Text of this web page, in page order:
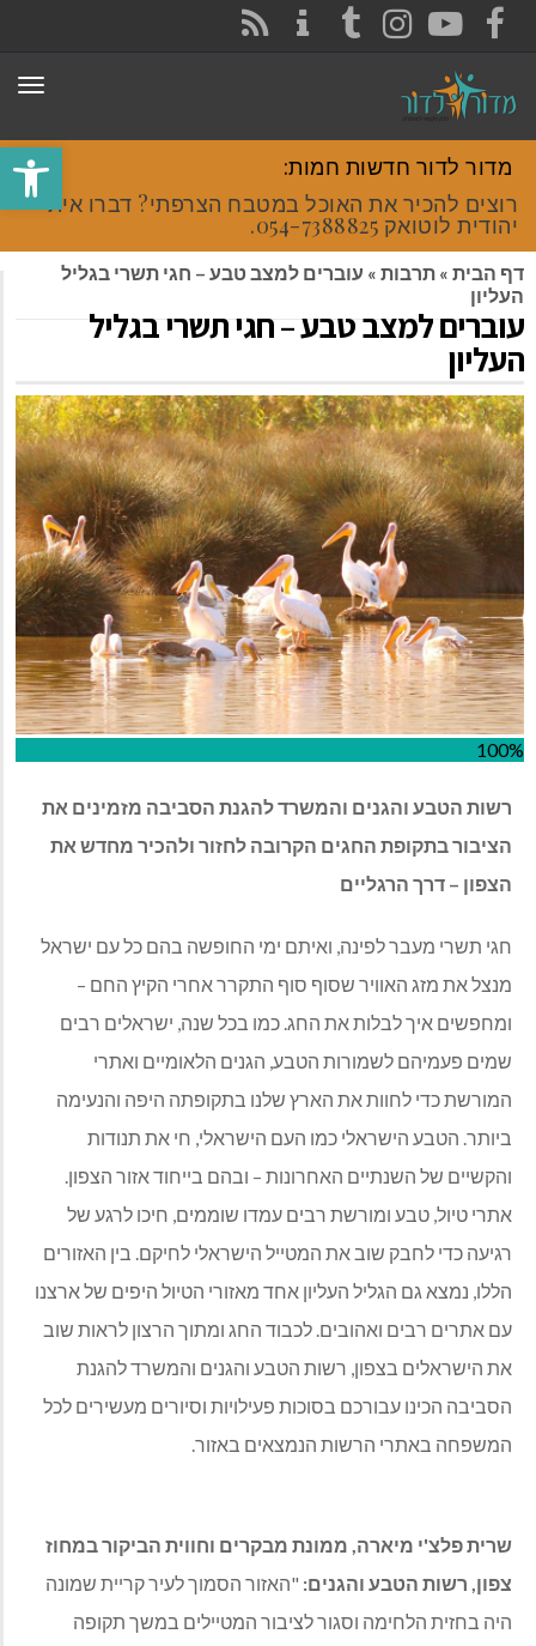
פתח
FACEBOOK
YOUTUBE
INSTAGRAM
TUMBLR
מדור לדור חדשות חמות:
רוצים להכיר את האוכל במטבח הצרפתי? דברו איתי
יהודית לוטואק 054-7388825.
דף הבית » תרבות » עוברים למצב טבע – חגי תשרי בגליל
העליון
עוברים למצב טבע – חגי תשרי בגליל
העליון
100%
רשות הטבע והגנים והמשרד להגנת הסביבה מזמינים את
הציבור בתקופת החגים הקרובה לחזור ולהכיר מחדש את
הצפון – דרך הרגליים
חגי תשרי מעבר לפינה, ואיתם ימי החופשה בהם כל עם ישראל
מנצל את מזג האוויר שסוף סוף התקרר אחרי הקיץ החם –
ומחפשים איך לבלות את החג. כמו בכל שנה, ישראלים רבים
שמים פעמיהם לשמורות הטבע, הגנים הלאומיים ואתרי
המורשת כדי לחוות את הארץ שלנו בתקופתה היפה והנעימה
ביותר. הטבע הישראלי כמו העם הישראלי, חי את תנודות
והקשיים של השנתיים האחרונות – ובהם בייחוד אזור הצפון.
אתרי טיול, טבע ומורשת רבים עמדו שוממים, חיכו לרגע של
רגיעה כדי לחבק שוב את המטייל הישראלי לחיקם. בין האזורים
הללו, נמצא גם הגליל העליון אחד מאזורי הטיול היפים של ארצנו
עם אתרים רבים ואהובים. לכבוד החג ומתוך הרצון לראות שוב
את הישראלים בצפון, רשות הטבע והגנים והמשרד להגנת
הסביבה הכינו עבורכם בסוכות פעילויות וסיורים מעשירים לכל
המשפחה באתרי הרשות הנמצאים באזור.
שרית פלצ'י מיארה, ממונת מבקרים וחווית הביקור במחוז
צפון, רשות הטבע והגנים: "האזור הסמוך לעיר קריית שמונה
היה בחזית הלחימה וסגור לציבור המטיילים במשך תקופה